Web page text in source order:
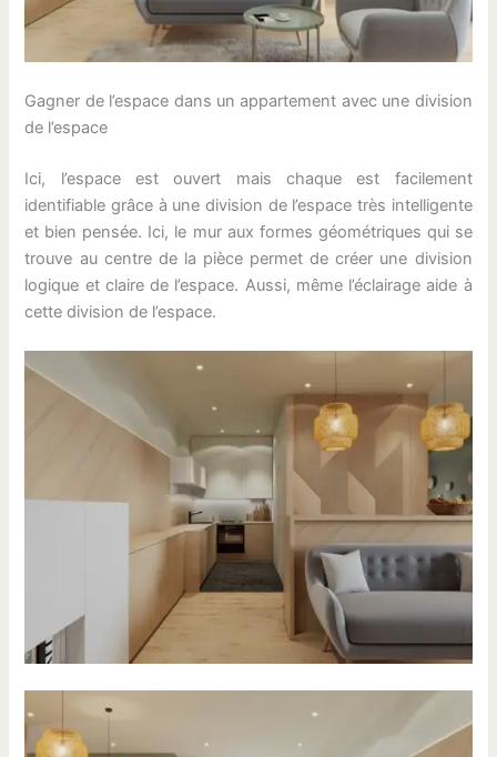
Gagner de l’espace dans un appartement avec une division
de l’espace
Ici, l’espace est ouvert mais chaque est facilement
identifiable grâce à une division de l’espace très intelligente
et bien pensée. Ici, le mur aux formes géométriques qui se
trouve au centre de la pièce permet de créer une division
logique et claire de l’espace. Aussi, même l’éclairage aide à
cette division de l’espace.